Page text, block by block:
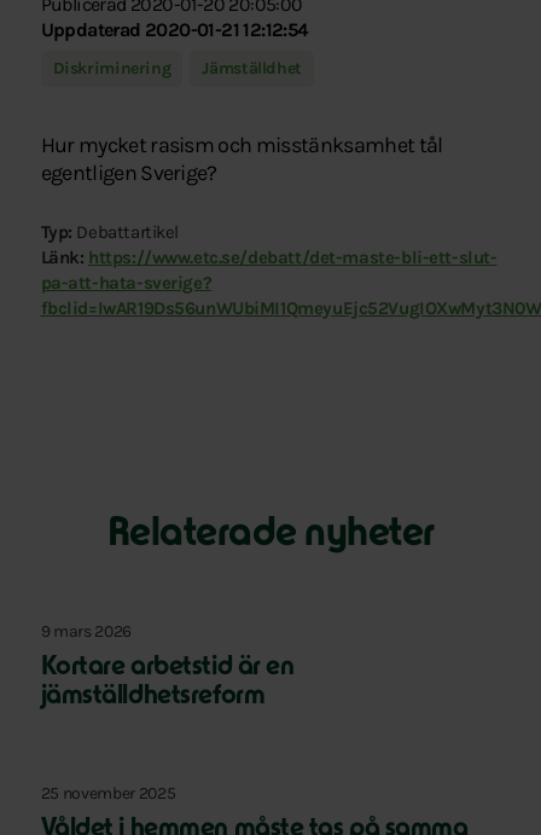
Uppdaterad 2020-01-21 12:12:54
Diskriminering Jämställdhet
Hur mycket rasism och misstänksamhet tål
egentligen Sverige?
Typ: Debattartikel
Länk: https://www.etc.se/debatt/det-maste-bli-ett-slut-
pa-att-hata-sverige?
Relaterade nyheter
9 mars 2026
Kortare arbetstid är en
jämställdhetsreform
25 november 2025